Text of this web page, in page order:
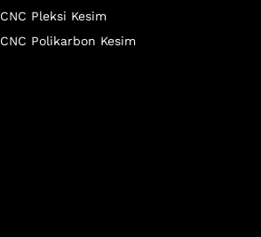
CNC Pleksi Kesim
CNC Polikarbon Kesim